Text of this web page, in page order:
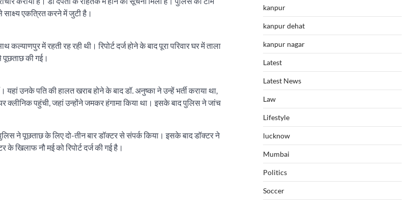
साक्ष्य एकत्रित करने में जुटी है।
में रहती रह रही थी। रिपोर्ट दर्ज होने के बाद पूरा परिवार घर में ताला
पूछताछ की गई।
उनके पति की हालत खराब होने के बाद डॉ. अनुष्का ने उन्हें भर्ती कराया था,
क्लीनिक पहुंची, जहां उन्होंने जमकर हंगामा किया था। इसके बाद पुलिस ने जांच
ने पूछताछ के लिए दो-तीन बार डॉक्टर से संपर्क किया। इसके बाद डॉक्टर ने
खिलाफ नौ मई को रिपोर्ट दर्ज की गई है।
kanpur
kanpur dehat
kanpur nagar
Latest
Latest News
Law
Lifestyle
lucknow
Mumbai
Politics
Soccer